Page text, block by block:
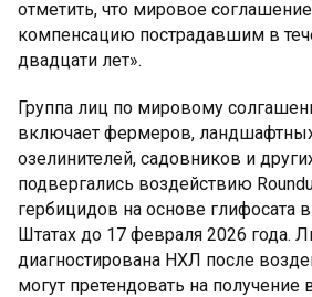
отметить, что мировое
компенсацию пострадавшим в
двадцати лет».
Группа лиц по мировому
включает фермеров,
озелинителей, садовников и
подвергались воздействию
гербицидов на основе глифосата
Штатах до 17 февраля 2026 года.
диагностирована НХЛ после
могут претендовать на получение